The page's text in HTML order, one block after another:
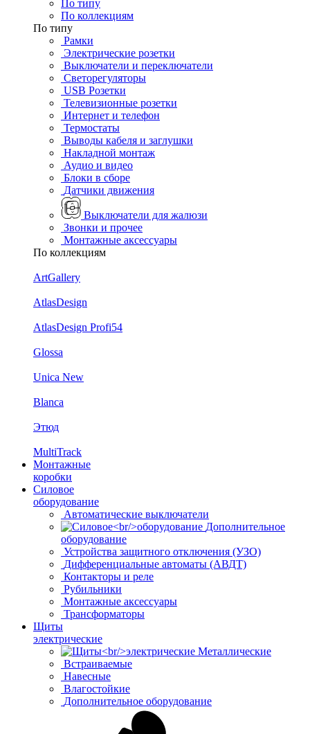
По типу
По коллекциям
По типу
Рамки
Электрические розетки
Выключатели и переключатели
Светорегуляторы
USB Розетки
Телевизионные розетки
Интернет и телефон
Термостаты
Выводы кабеля и заглушки
Накладной монтаж
Аудио и видео
Блоки в сборе
Датчики движения
Выключатели для жалюзи
Звонки и прочее
Монтажные аксессуары
По коллекциям
ArtGallery
AtlasDesign
AtlasDesign Profi54
Glossa
Unica New
Blanca
Этюд
MultiTrack
Монтажные
коробки
Силовое
оборудование
Автоматические выключатели
Дополнительное
оборудование
Устройства защитного отключения (УЗО)
Дифференциальные автоматы (АВДТ)
Контакторы и реле
Рубильники
Монтажные аксессуары
Трансформаторы
Щиты
электрические
Металлические
Встраиваемые
Навесные
Влагостойкие
Дополнительное оборудование